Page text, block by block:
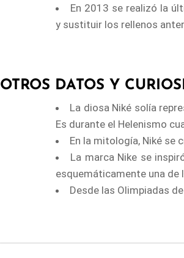
En 2013 se realizó la
y sustituir los rellenos
OTROS DATOS Y
La diosa Niké solía
Es durante el Helenismo
En la mitología, Niké se
La marca Nike se
esquemáticamente una de
Desde las Olimpiadas